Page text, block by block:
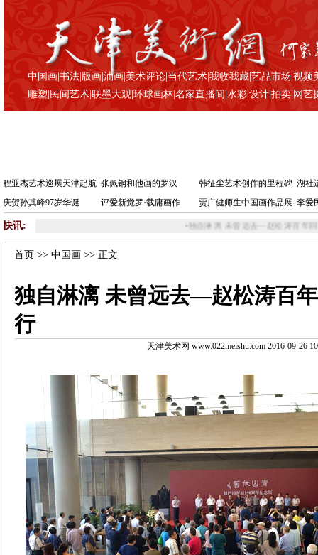
中国画 |书法 版画 |油画 |美术评论 当代艺术 |我收我藏 |艺品市场 |视频
雕塑 民间艺术 |联墨大观 |环球画林 |名家直播间 |水彩 |设计 |拍卖 网艺
程亚杰艺术巡展天津起航 张佩钢和他画的罗汉 韩征尘艺术创作的里程碑 湖社
庆贺孙其峰97岁华诞
评爱新觉罗·载庸画作 贾广健师生中国画作品展 李爱
快讯: 独自淋漓 未曾远去—赵松涛百年回顾展在津举行 天津学院派九教授
首页 >>中国画 >> 正文
独自淋漓 未曾远去—赵松涛百
行
天津美术网 www.022meishu.com 2016-09-26